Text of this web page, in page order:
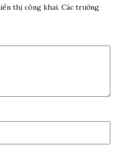
thị công khai. Các trường